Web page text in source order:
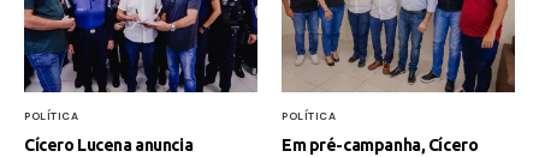
POLÍTICA
Cícero Lucena anuncia
POLÍTICA
Em pré-campanha, Cícero